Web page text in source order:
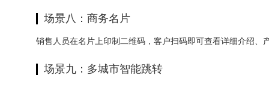
场景八：商务名片
销售人员在名片上印制二维码，客户扫码即可查看详细介绍
场景九：多城市智能跳转